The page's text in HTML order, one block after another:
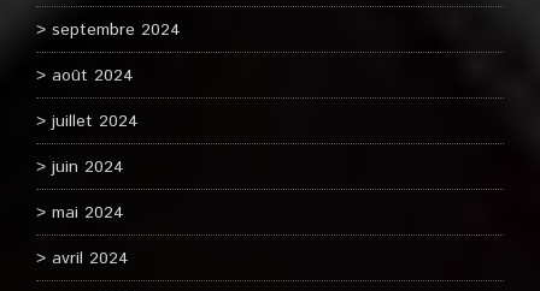
septembre 2024
août 2024
juillet 2024
juin 2024
mai 2024
avril 2024